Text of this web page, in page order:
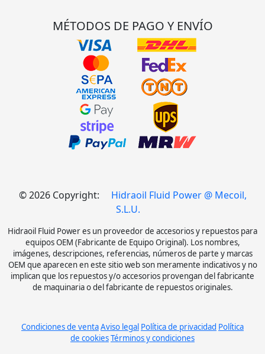
MÉTODOS DE PAGO Y ENVÍO
© 2026 Copyright:
Hidraoil Fluid Power @ Mecoil,
S.L.U.
Hidraoil Fluid Power es un proveedor de accesorios y repuestos para
equipos OEM (Fabricante de Equipo Original). Los nombres,
imágenes, descripciones, referencias, números de parte y marcas
OEM que aparecen en este sitio web son meramente indicativos y no
implican que los repuestos y/o accesorios provengan del fabricante
de maquinaria o del fabricante de repuestos originales.
Condiciones de ventaAviso legal Política de privacidad Política
de cookiesTérminos y condiciones